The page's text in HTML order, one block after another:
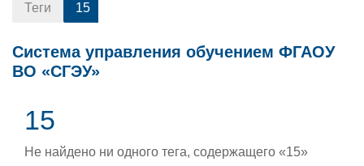
Теги 15
Система управления обучением ФГАОУ
ВО «СГЭУ»
15
Не найдено ни одного тега, содержащего «15»